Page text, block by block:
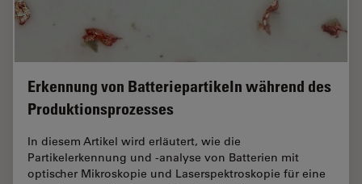
Erkennung von Batteriepartikeln während des
Produktionsprozesses
In diesem Artikel wird erläutert, wie die
Partikelerkennung und -analyse von Batterien mit
optischer Mikroskopie und Laserspektroskopie für eine